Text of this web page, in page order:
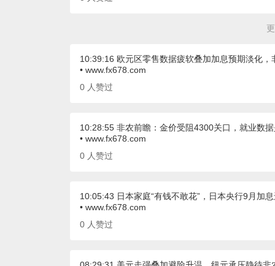
10:39:16 欧元区零售数据疲软叠加加息预期淡化，
• www.fx678.com
0 人赞过
10:28:55 非农前瞻：金价受阻4300关口，就业数据
• www.fx678.com
0 人赞过
10:05:43 日本家庭“有钱不敢花”，日本央行9月加息
• www.fx678.com
0 人赞过